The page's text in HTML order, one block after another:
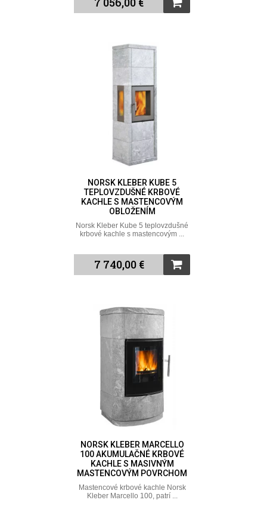
NORSK KLEBER KUBE 5
TEPLOVZDUŠNÉ KRBOVÉ
KACHLE S MASTENCOVÝM
OBLOŽENÍM
Norsk Kleber Kube 5 teplovzdušné
krbové kachle s mastencovým ...
7 740,00 €
NORSK KLEBER MARCELLO
100 AKUMULAČNÉ KRBOVÉ
KACHLE S MASIVNÝM
MASTENCOVÝM POVRCHOM
Mastencové krbové kachle Norsk
Kleber Marcello 100, patrí ...